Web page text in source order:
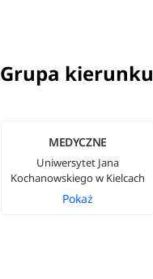
Grupa
MEDYCZNE
Uniwersytet Jana
Kochanowskiego w Kielcach
Pokaż